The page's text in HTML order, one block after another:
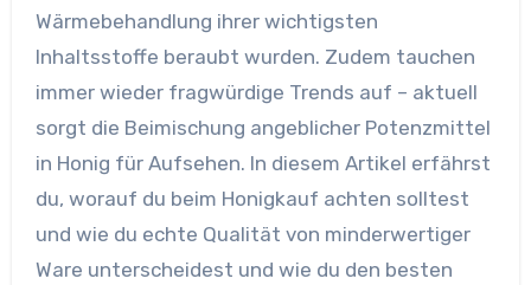
Wärmebehandlung ihrer wichtigsten
Inhaltsstoffe beraubt wurden. Zudem tauchen
immer wieder fragwürdige Trends auf – aktuell
sorgt die Beimischung angeblicher Potenzmittel
in Honig für Aufsehen. In diesem Artikel erfährst
du, worauf du beim Honigkauf achten solltest
und wie du echte Qualität von minderwertiger
Ware unterscheidest und wie du den besten